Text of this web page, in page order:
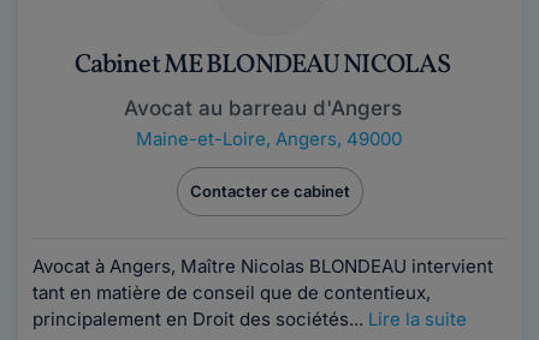
Cabinet ME BLONDEAU NICOLAS
Avocat au barreau d'Angers
Maine-et-Loire, Angers, 49000
Contacter ce cabinet
Avocat à Angers, Maître Nicolas BLONDEAU intervient
tant en matière de conseil que de contentieux,
principalement en Droit des sociétés... Lire la suite